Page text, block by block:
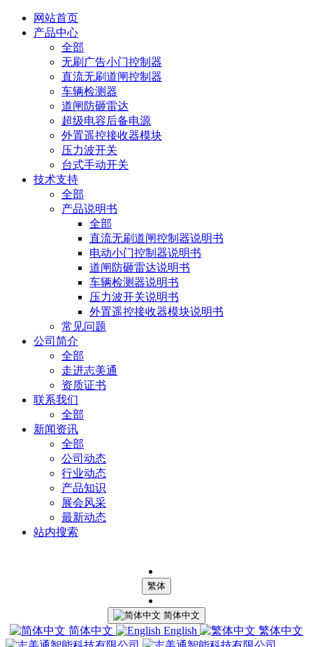
网站首页
产品中心
全部
无刷广告小门控制器
直流无刷道闸控制器
车辆检测器
道闸防砸雷达
超级电容后备电源
外置遥控接收器模块
压力波开关
台式手动开关
技术支持
全部
产品说明书
全部
直流无刷道闸控制器说明书
电动小门控制器说明书
道闸防砸雷达说明书
车辆检测器说明书
压力波开关说明书
外置遥控接收器模块说明书
常见问题
公司简介
全部
走进志美通
资质证书
联系我们
全部
新闻资讯
全部
公司动态
行业动态
产品知识
展会风采
最新动态
站内搜索
繁体
简体中文
简体中文 English 繁体中文